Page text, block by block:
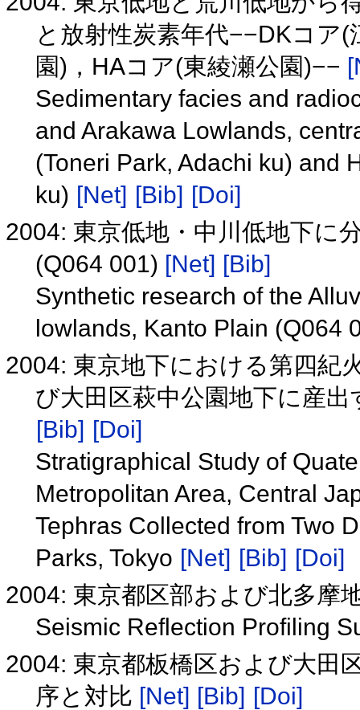
と放射性炭素年代−−DKコア
園)，HAコア(東綾瀬公園)−−
Sedimentary facies and
and Arakawa Lowlands,
(Toneri Park, Adachi ku) and
ku) [Net] [Bib] [Doi]
2004: 東京低地・中川低地下に
(Q064 001) [Net] [Bib]
Synthetic research of the
lowlands, Kanto Plain (Q064
2004: 東京地下における第四紀
び大田区萩中公園地下に産
[Bib] [Doi]
Stratigraphical Study of
Metropolitan Area, Central
Tephras Collected from Two
Parks, Tokyo [Net] [Bib] [Doi]
2004: 東京都区部および北多摩
Seismic Reflection Profiling
2004: 東京都板橋区および大田
序と対比 [Net] [Bib] [Doi]